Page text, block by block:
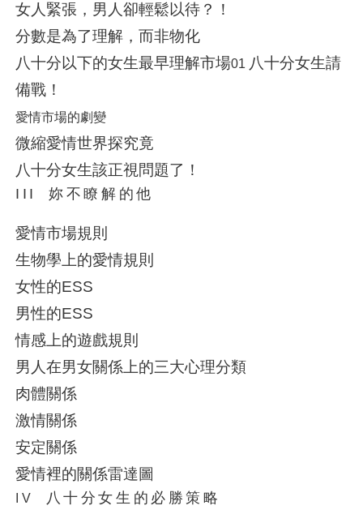
女人緊張，男人卻輕鬆以待？！
分數是為了理解，而非物化
八十分以下的女生最早理解市場01 八十分女生請
備戰！
愛情市場的劇變
微縮愛情世界探究竟
八十分女生該正視問題了！
III 妳不瞭解的他
愛情市場規則
生物學上的愛情規則
女性的ESS
男性的ESS
情感上的遊戲規則
男人在男女關係上的三大心理分類
肉體關係
激情關係
安定關係
愛情裡的關係雷達圖
IV 八十分女生的必勝策略